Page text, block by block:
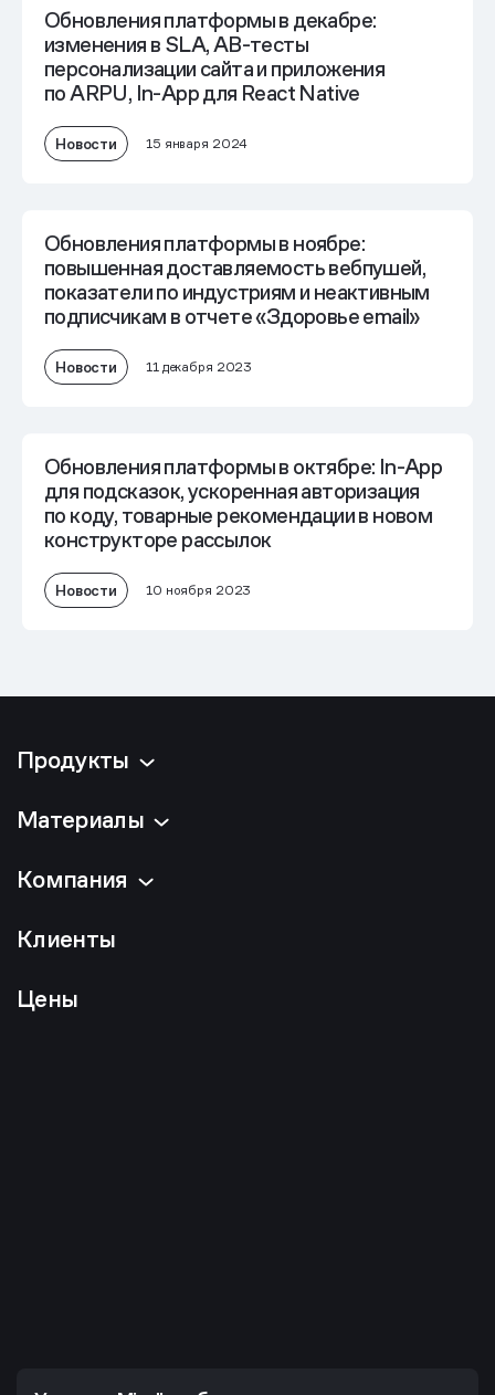
Обновления платформы в декабре:
изменения в SLA, AB-тесты
персонализации сайта и приложения
по ARPU, In-App для React Native
Новости 15 января 2024
Обновления платформы в ноябре:
повышенная доставляемость вебпушей,
показатели по индустриям и неактивным
подписчикам в отчете «Здоровье email»
Новости 11 декабря 2023
Обновления платформы в октябре: In-App
для подсказок, ускоренная авторизация
по коду, товарные рекомендации в новом
конструкторе рассылок
Новости 10 ноября 2023
Продукты
Материалы
Компания
Клиенты
Цены